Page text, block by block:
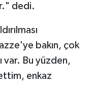
dedi.
bakın, çok
var. Bu yüzden,
enkaz